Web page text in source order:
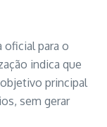
oficial para o
indica que
principal
sem gerar